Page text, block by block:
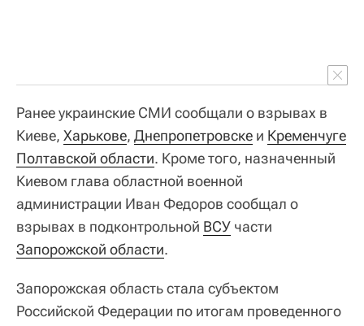
Ранее украинские СМИ сообщали о взрывах в
Киеве, Харькове, Днепропетровске и Кременчуге
Полтавской области. Кроме того, назначенный
Киевом глава областной военной
администрации Иван Федоров сообщал о
взрывах в подконтрольной ВСУ части
Запорожской области.
Запорожская область стала субъектом
Российской Федерации по итогам проведенного